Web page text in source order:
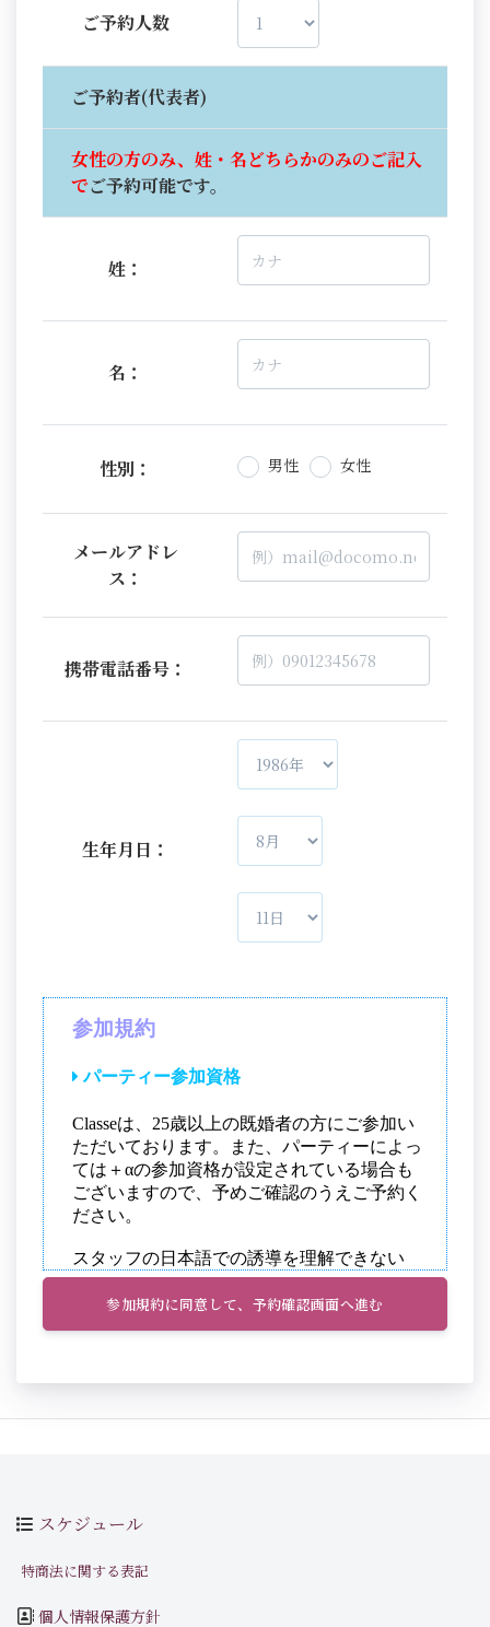
ご予約人数
ご予約者(代表者)
女性の方のみ、姓・名どちらかのみのご記入
でご予約可能です。
姓：
名：
性別： 男性 女性
メールアドレ
ス：
携帯電話番号：
生年月日：
参加規約に同意して、予約確認画面へ進む
スケジュール
特商法に関する表記
個人情報保護方針